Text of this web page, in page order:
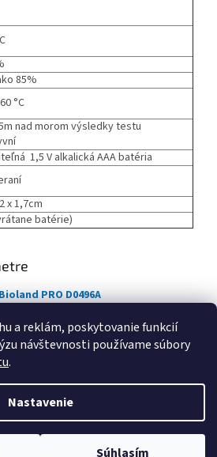
a reklám, poskytovanie funkcií
návštevnosti používame súbory
.
Nastavenie
Súhlasím
85%
°C
nad morom výsledky testu
1,5 V alkalická AAA batéria
x 1,7cm
batérie)
PRO D0496A
. Všetky práva vyhradené.